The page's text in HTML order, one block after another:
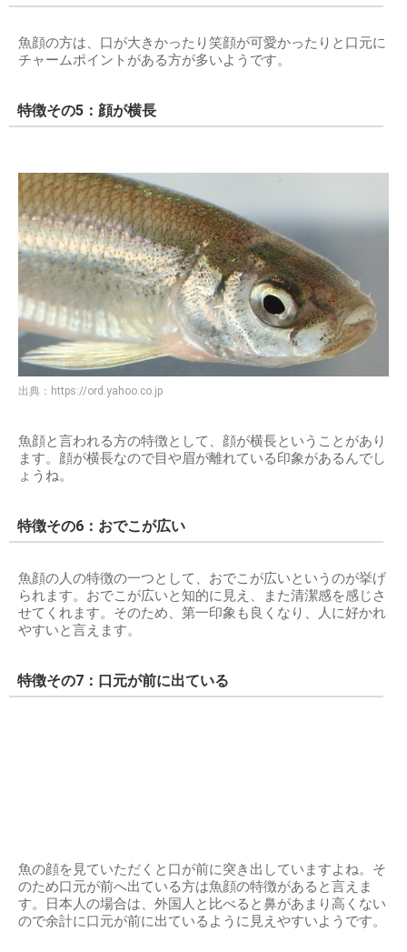
魚顔の方は、口が大きかったり笑顔が可愛かったりと口元に
チャームポイントがある方が多いようです。
特徴その5：顔が横長
出典： https://ord.yahoo.co.jp
魚顔と言われる方の特徴として、顔が横長ということがあり
ます。顔が横長なので目や眉が離れている印象があるんでし
ょうね。
特徴その6：おでこが広い
魚顔の人の特徴の一つとして、おでこが広いというのが挙げ
られます。おでこが広いと知的に見え、また清潔感を感じさ
せてくれます。そのため、第一印象も良くなり、人に好かれ
やすいと言えます。
特徴その7：口元が前に出ている
魚の顔を見ていただくと口が前に突き出していますよね。そ
のため口元が前へ出ている方は魚顔の特徴があると言えま
す。日本人の場合は、外国人と比べると鼻があまり高くない
ので余計に口元が前に出ているように見えやすいようです。